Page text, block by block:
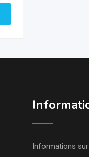
Informations sur